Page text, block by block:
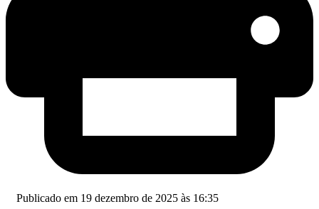
Publicado em 19 dezembro de 2025 às 16:35